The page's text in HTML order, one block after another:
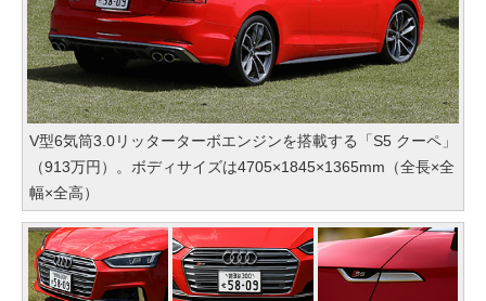
V型6気筒3.0リッターターボエンジンを搭載する「S5 クーペ」
（913万円）。ボディサイズは4705×1845×1365mm（全長×全
幅×全高）